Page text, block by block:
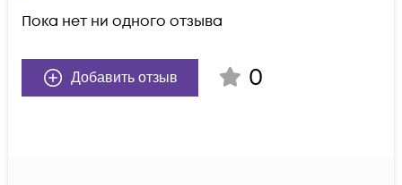
Пока нет ни одного отзыва
Добавить отзыв 0